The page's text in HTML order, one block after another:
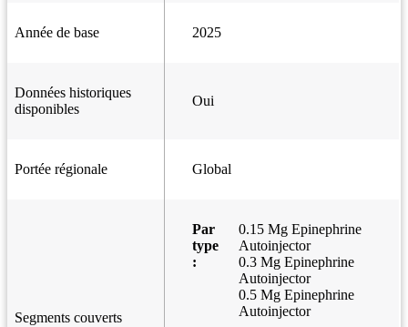
Année de base 2025
Données historiques
disponibles
Oui
Portée régionale Global
Segments couverts
Par
type
:
0.15 Mg Epinephrine
Autoinjector
0.3 Mg Epinephrine
Autoinjector
0.5 Mg Epinephrine
Autoinjector